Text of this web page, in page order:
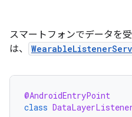
スマートフォンでデータを
は、
@AndroidEntryPoint
class